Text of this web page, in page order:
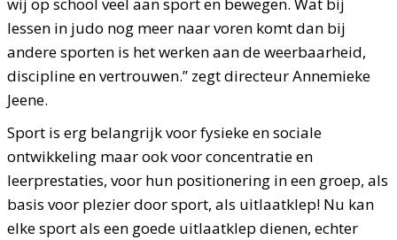
wij op school veel aan sport en bewegen. Wat bij
lessen in judo nog meer naar voren komt dan bij
andere sporten is het werken aan de weerbaarheid,
discipline en vertrouwen.’’ zegt directeur Annemieke
Jeene.
Sport is erg belangrijk voor fysieke en sociale
ontwikkeling maar ook voor concentratie en
leerprestaties, voor hun positionering in een groep, als
basis voor plezier door sport, als uitlaatklep! Nu kan
elke sport als een goede uitlaatklep dienen, echter